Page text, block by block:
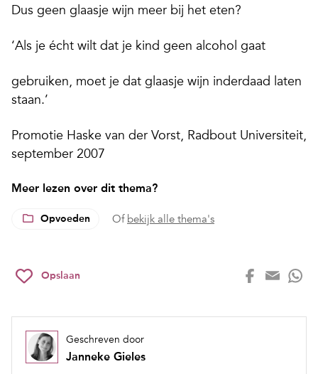
Dus geen glaasje wijn meer bij het eten?
‘Als je écht wilt dat je kind geen alcohol gaat
gebruiken, moet je dat glaasje wijn inderdaad laten
staan.’
Promotie Haske van der Vorst, Radbout Universiteit,
september 2007
Meer lezen over dit thema?
Opvoeden Of bekijk alle thema's
Opslaan
Geschreven door
Janneke Gieles